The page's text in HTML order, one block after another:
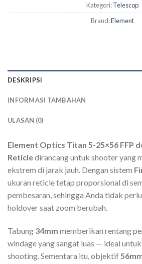
Kategori:Telescop
Brand:Element
DESKRIPSI
INFORMASI TAMBAHAN
ULASAN (0)
Element Optics Titan 5-25×56 FFP
Reticledirancang untuk shooter yang
ekstrem di jarak jauh. Dengan sistem
ukuran reticle tetap proporsional di
pembesaran, sehingga Anda tidak
holdover saat zoom berubah.
Tabung 34mm memberikan rentang
windage yang sangat luas — ideal
shooting. Sementara itu, objektif